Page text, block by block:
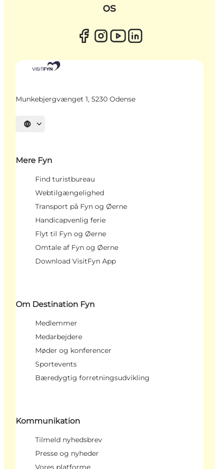
os
Munkebjergvænget 1, 5230 Odense
Vælg sprog
Mere Fyn
Find turistbureau
Webtilgængelighed
Transport på Fyn og Øerne
Handicapvenlig ferie
Flyt til Fyn og Øerne
Omtale af Fyn og Øerne
Download VisitFyn App
Om Destination Fyn
Medlemmer
Medarbejdere
Møder og konferencer
Sportevents
Bæredygtig forretningsudvikling
Kommunikation
Tilmeld nyhedsbrev
Presse og nyheder
Vores platforme